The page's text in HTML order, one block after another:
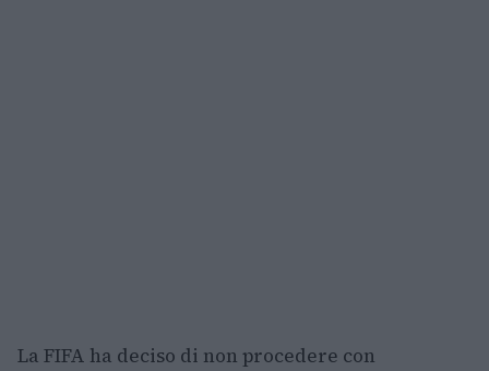
La FIFA ha deciso di non procedere con